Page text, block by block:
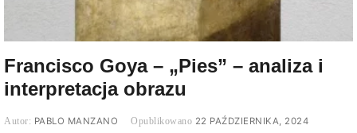
Francisco Goya – „Pies” – analiza i
interpretacja obrazu
PABLO MANZANO
22 PAŹDZIERNIKA, 2024